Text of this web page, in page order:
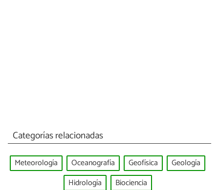
Categorías relacionadas
Meteorología Oceanografía Geofísica
Geología
Hidrología
Biociencia